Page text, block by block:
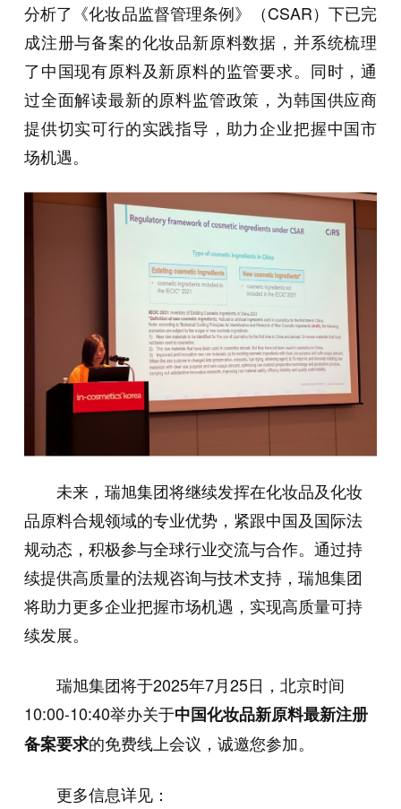
分析了《化妆品监督管理条例》（CSAR）下已完
成注册与备案的化妆品新原料数据，并系统梳理
了中国现有原料及新原料的监管要求。同时，通
过全面解读最新的原料监管政策，为韩国供应商
提供切实可行的实践指导，助力企业把握中国市
场机遇。
未来，瑞旭集团将继续发挥在化妆品及化妆
品原料合规领域的专业优势，紧跟中国及国际法
规动态，积极参与全球行业交流与合作。通过持
续提供高质量的法规咨询与技术支持，瑞旭集团
将助力更多企业把握市场机遇，实现高质量可持
续发展。
瑞旭集团将于2025年7月25日，北京时间
10:00-10:40举办关于中国化妆品新原料最新注册
备案要求的免费线上会议，诚邀您参加。
更多信息详见：